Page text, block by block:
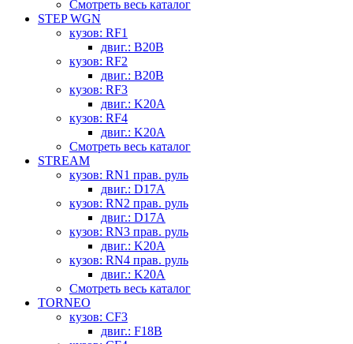
Смотреть весь каталог
STEP WGN
кузов: RF1
двиг.: B20B
кузов: RF2
двиг.: B20B
кузов: RF3
двиг.: K20A
кузов: RF4
двиг.: K20A
Смотреть весь каталог
STREAM
кузов: RN1 прав. руль
двиг.: D17A
кузов: RN2 прав. руль
двиг.: D17A
кузов: RN3 прав. руль
двиг.: K20A
кузов: RN4 прав. руль
двиг.: K20A
Смотреть весь каталог
TORNEO
кузов: CF3
двиг.: F18B